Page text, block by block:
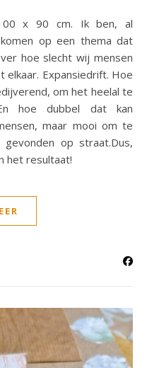
op een thema dat
hoe slecht wij mensen
elkaar. Expansiedrift. Hoe
om het heelal te
hoe dubbel dat kan
maar mooi om te
op straat.Dus,
het resultaat!